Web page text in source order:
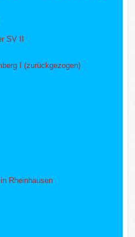
SV II
I (zurückgezogen)
Rheinhausen